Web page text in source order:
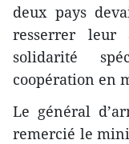
deux pays
resserrer
solidarité
coopération en
Le général
remercié le